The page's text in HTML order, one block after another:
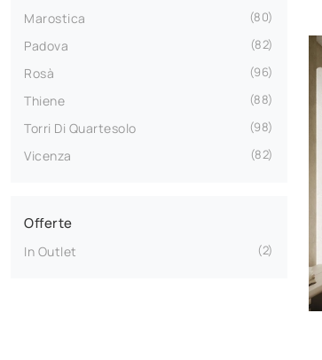
Marostica 80
Padova 82
Rosà 96
Thiene 88
Torri Di Quartesolo 98
Vicenza 82
Offerte
In Outlet 2